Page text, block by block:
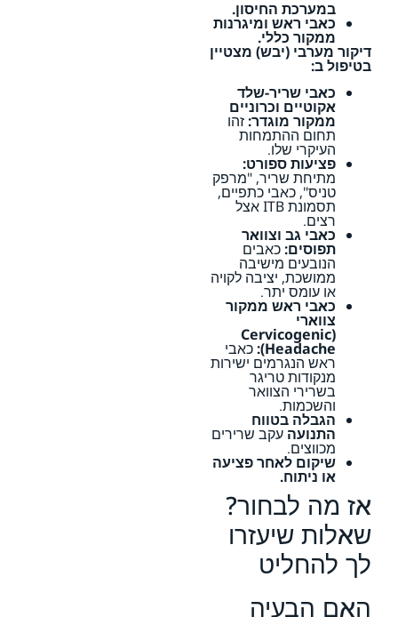
במערכת החיסון.
כאבי ראש ומיגרנות
ממקור כללי.
דיקור מערבי (יבש) מצטיין
בטיפול ב:
כאבי שריר-שלד
אקוטיים וכרוניים
ממקור מוגדר:זהו
תחום ההתמחות
העיקרי שלו.
פציעות ספורט:
מתיחת שריר, "מרפק
טניס", כאבי כתפיים,
תסמונת ITB אצל
רצים.
כאבי גב וצוואר
תפוסים:כאבים
הנובעים מישיבה
ממושכת, יציבה לקויה
או עומס יתר.
כאבי ראש ממקור
צווארי
(Cervicogenic
Headache): כאבי
ראש הנגרמים ישירות
מנקודות טריגר
בשרירי הצוואר
והשכמות.
הגבלה בטווח
התנועה עקב שרירים
מכווצים.
שיקום לאחר פציעה
או ניתוח.
אז מה לבחור?
שאלות שיעזרו
לך להחליט
האם הבעיה